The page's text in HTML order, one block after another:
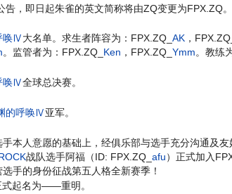
，即日起朱雀的英文简称将由ZQ变更为FPX.ZQ。
唤Ⅳ大名单。求生者阵容为：FPX.ZQ_AK ，FPX.ZQ_
。监管者为：FPX.ZQ_ Ken ，FPX.ZQ_Ymm。教练
唤Ⅳ全球总决赛。
的呼唤Ⅳ亚军。
本人意愿的基础上，经俱乐部与选手充分沟通及
战队选手阿福（ID: FPX.ZQ_afu）正式加入
手的身份征战第五人格全新赛季！
式起名为——重明。